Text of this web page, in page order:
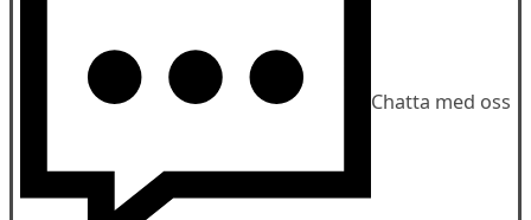
Chatta med oss